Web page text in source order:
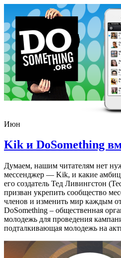
Июн
Kik и DoSomething
Думаем, нашим читателям нет
мессенджер — Kik, и какие
его создатель Тед Ливингстон
призван укрепить сообщество
членов и изменить мир каждым
DoSomething – общественная
молодежь для проведения
подталкивающая молодежь на